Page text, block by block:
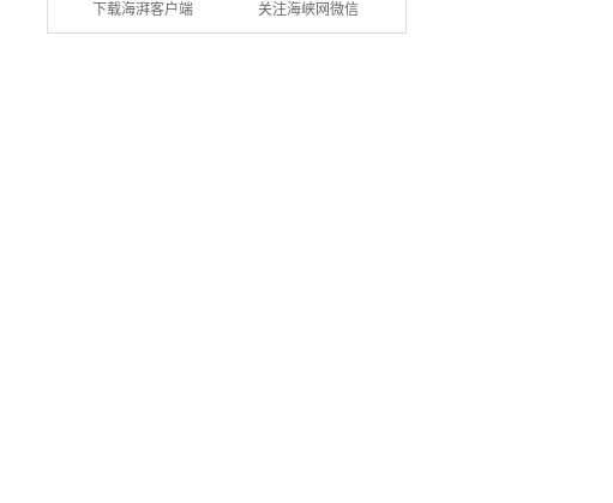
下载海湃客户端 关注海峡网微信